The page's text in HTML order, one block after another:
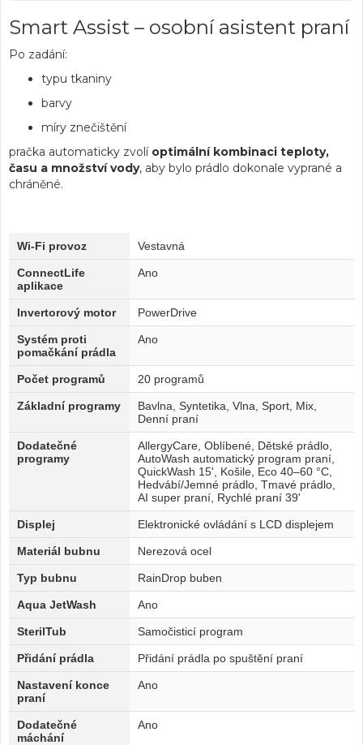
Smart Assist – osobní asistent praní
Po zadání:
typu tkaniny
barvy
míry znečištění
pračka automaticky zvolí optimální kombinaci teploty,
času a množství vody, aby bylo prádlo dokonale vyprané a
chráněné.
Wi-Fi provoz Vestavná
ConnectLife
aplikace
Ano
Invertorový motor PowerDrive
Systém proti
pomačkání prádla
Ano
Počet programů 20 programů
Základní programy
Bavlna, Syntetika, Vlna, Sport, Mix,
Denní praní
Dodatečné
programy
AllergyCare, Oblíbené, Dětské prádlo,
AutoWash automatický program praní,
QuickWash 15', Košile, Eco 40–60 °C,
Hedvábí/Jemné prádlo, Tmavé prádlo,
AI super praní, Rychlé praní 39'
Displej Elektronické ovládání s LCD displejem
Materiál bubnu Nerezová ocel
Typ bubnu RainDrop buben
Aqua JetWash Ano
SterilTub Samočisticí program
Přidání prádla Přidání prádla po spuštění praní
Nastavení konce
praní
Ano
Dodatečné
máchání
Ano